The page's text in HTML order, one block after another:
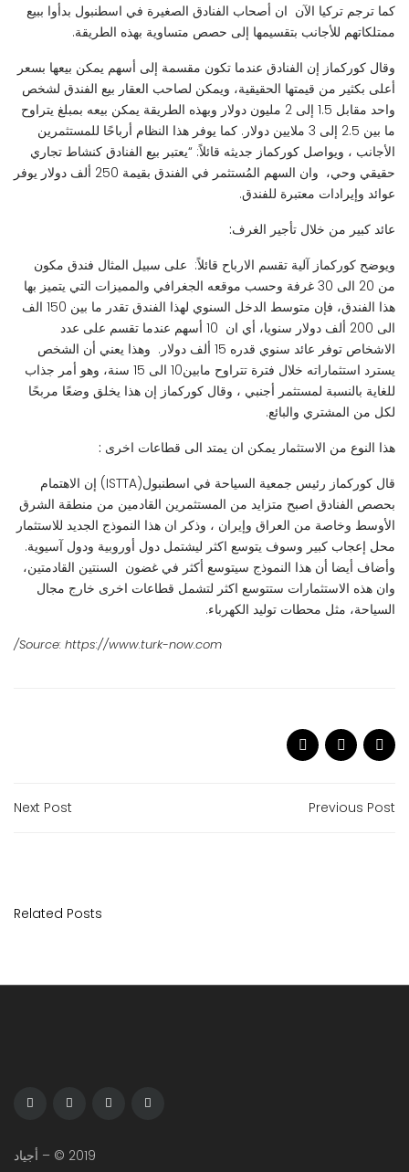
كما ترجم تركيا الآن ان أصحاب الفنادق الصغيرة في اسطنبول بدأوا ببيع
ممتلكاتهم للأجانب بتقسيمها إلى حصص متساوية بهذه الطريقة.
وقال كوركماز إن الفنادق عندما تكون مقسمة إلى أسهم يمكن بيعها بسعر
أعلى بكثير من قيمتها الحقيقية، ويمكن لصاحب العقار بيع الفندق لشخص
واحد مقابل 1.5 إلى 2 مليون دولار وبهذه الطريقة يمكن بيعه بمبلغ يتراوح
ما بين 2.5 إلى 3 ملايين دولار. كما يوفر هذا النظام أرباحًا للمستثمرين
الأجانب ، ويواصل كوركماز جديثه قائلاً: “يعتبر بيع الفنادق كنشاط تجاري
حقيقي وحي، وان السهم المُستثمر في الفندق بقيمة 250 ألف دولار يوفر
عوائد وإيرادات معتبرة للفندق.
عائد كبير من خلال تأجير الغرف:
ويوضح كوركماز آلية تقسم الارباح قائلاً: على سبيل المثال فندق مكون
من 20 الى 30 غرفة وحسب موقعه الجغرافي والمميزات التي يتميز بها
هذا الفندق، فإن متوسط الدخل السنوي لهذا الفندق تقدر ما بين 150 الف
الى 200 ألف دولار سنويا، أي ان 10 أسهم عندما تقسم على عدد
الاشخاص توفر عائد سنوي قدره 15 ألف دولار. وهذا يعني أن الشخص
يسترد استثماراته خلال فترة تتراوح مابين10 الى 15 سنة، وهو أمر جذاب
للغاية بالنسبة لمستثمر أجنبي ، وقال كوركماز إن هذا يخلق وضعًا مربحًا
لكل من المشتري والبائع.
هذا النوع من الاستثمار يمكن ان يمتد الى قطاعات اخرى :
قال كوركماز رئيس جمعية السياحة في اسطنبول(ISTTA) إن الاهتمام
بحصص الفنادق اصبح متزايد من المستثمرين القادمين من منطقة الشرق
الأوسط وخاصة من العراق وإيران ، وذكر ان هذا النموذج الجديد للاستثمار
محل إعجاب كبير وسوف يتوسع اكثر ليشتمل دول أوروبية ودول آسيوية.
وأضاف أيضا أن هذا النموذج سيتوسع أكثر في غضون السنتين القادمتين،
وان هذه الاستثمارات ستتوسع اكثر لتشمل قطاعات اخرى خارج مجال
السياحة، مثل محطات توليد الكهرباء.
Source: https://www.turk-now.com/
Previous Post
Next Post
Related Posts
2019 © – أجياد